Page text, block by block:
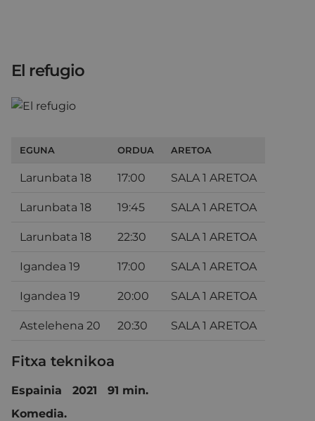
El refugio
EGUNA ORDUA ARETOA
Larunbata 18 17:00 SALA 1 ARETOA
Larunbata 18 19:45 SALA 1 ARETOA
Larunbata 18 22:30 SALA 1 ARETOA
Igandea 19 17:00 SALA 1 ARETOA
Igandea 19 20:00 SALA 1 ARETOA
Astelehena 20 20:30 SALA 1 ARETOA
Fitxa teknikoa
Espainia 2021 91 min.
Komedia.